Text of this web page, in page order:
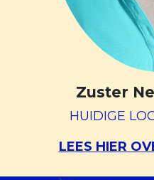
Zuster
HUIDIGE
LEES HIER